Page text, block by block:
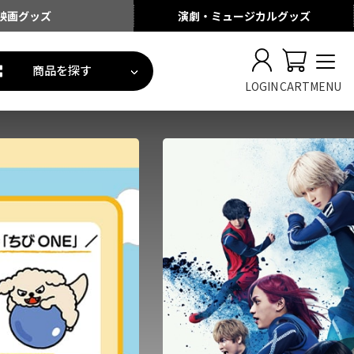
画グッズ 演劇・ミュージカルグッズ
商品を探す
LOGINCARTMENU